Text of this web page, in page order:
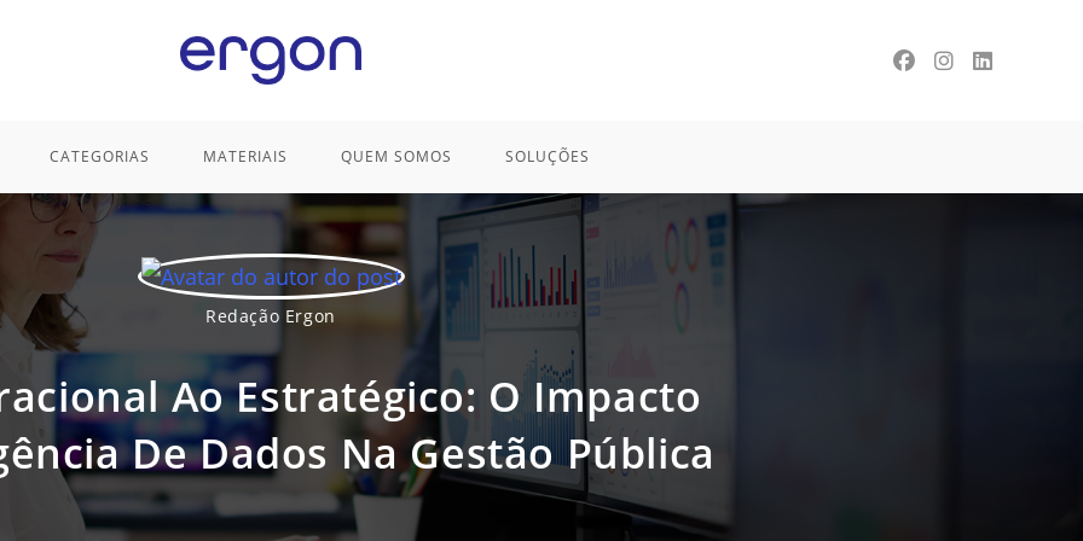
CATEGORIAS MATERIAIS QUEM SOMOS SOLUÇÕES
Redação Ergon
Ao Estratégico: O Impacto
De Dados Na Gestão Pública